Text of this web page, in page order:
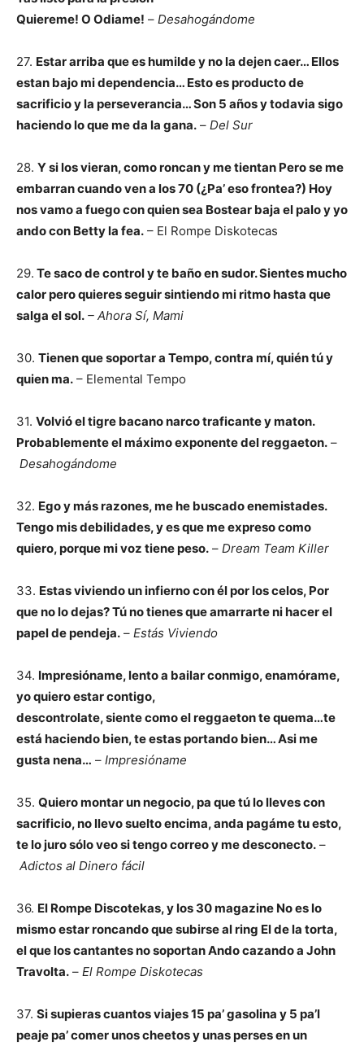
Quiereme! O Odiame! – Desahogándome
27. Estar arriba que es humilde y no la dejen caer… Ellos
estan bajo mi dependencia… Esto es producto de
sacrificio y la perseverancia… Son 5 años y todavia sigo
haciendo lo que me da la gana. – Del Sur
28. Y si los vieran, como roncan y me tientan Pero se me
embarran cuando ven a los 70 (¿Pa’ eso frontea?) Hoy
nos vamo a fuego con quien sea Bostear baja el palo y yo
ando con Betty la fea. – El Rompe Diskotecas
29. Te saco de control y te baño en sudor. Sientes mucho
calor pero quieres seguir sintiendo mi ritmo hasta que
salga el sol. – Ahora Sí, Mami
30. Tienen que soportar a Tempo, contra mí, quién tú y
quien ma. – Elemental Tempo
31. Volvió el tigre bacano narco traficante y maton.
Probablemente el máximo exponentedel reggaeton. –
Desahogándome
32. Ego y más razones, me he buscado enemistades.
Tengo mis debilidades, y es que me expreso como
quiero, porque mi voz tiene peso. – Dream Team Killer
33. Estas viviendo un infierno con él por los celos, Por
que no lo dejas? Tú no tienes que amarrarte ni hacer el
papel de pendeja. – Estás Viviendo
34. Impresióname, lento a bailar conmigo, enamórame,
yo quiero estar contigo,
descontrolate, siente como el reggaeton te quema…te
está haciendo bien, te estas portando bien… Asi me
gusta nena… – Impresióname
35. Quiero montar un negocio, pa que tú lo lleves con
sacrificio, no llevo suelto encima, anda pagáme tu esto,
te lo juro sólo veo si tengo correo y me desconecto. –
Adictos al Dinero fácil
36. El Rompe Discotekas, y los 30 magazine No es lo
mismo estar roncando que subirse al ring El de la torta,
el que los cantantes no soportan Ando cazando a John
Travolta. – El Rompe Diskotecas
37. Si supieras cuantos viajes 15 pa’ gasolina y 5 pa’l
peaje pa’ comer unos cheetos y unas perses en un